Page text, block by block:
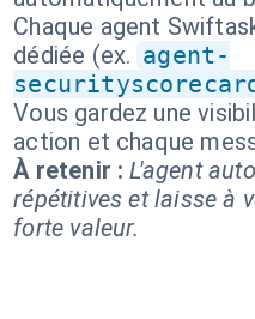
Chaque agent
dédiée (ex. agent-
Vous gardez une
action et chaque
À retenir : L'agent
répétitives et laisse à
forte valeur.